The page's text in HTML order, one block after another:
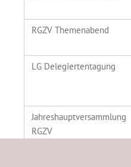
RGZV Themenabend
LG Delegiertentagung
Jahreshauptversammlung
RGZV